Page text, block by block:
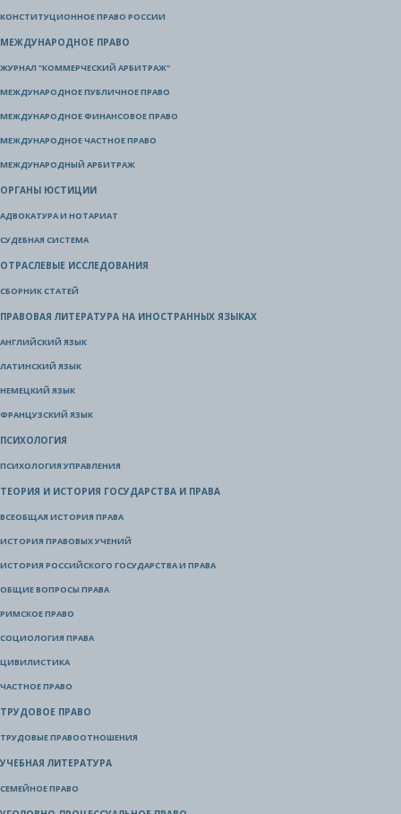
КОНСТИТУЦИОННОЕ ПРАВО РОССИИ
МЕЖДУНАРОДНОЕ ПРАВО
ЖУРНАЛ "КОММЕРЧЕСКИЙ АРБИТРАЖ"
МЕЖДУНАРОДНОЕ ПУБЛИЧНОЕ ПРАВО
МЕЖДУНАРОДНОЕ ФИНАНСОВОЕ ПРАВО
МЕЖДУНАРОДНОЕ ЧАСТНОЕ ПРАВО
МЕЖДУНАРОДНЫЙ АРБИТРАЖ
ОРГАНЫ ЮСТИЦИИ
АДВОКАТУРА И НОТАРИАТ
СУДЕБНАЯ СИСТЕМА
ОТРАСЛЕВЫЕ ИССЛЕДОВАНИЯ
СБОРНИК СТАТЕЙ
ПРАВОВАЯ ЛИТЕРАТУРА НА ИНОСТРАННЫХ ЯЗЫКАХ
АНГЛИЙСКИЙ ЯЗЫК
ЛАТИНСКИЙ ЯЗЫК
НЕМЕЦКИЙ ЯЗЫК
ФРАНЦУЗСКИЙ ЯЗЫК
ПСИХОЛОГИЯ
ПСИХОЛОГИЯ УПРАВЛЕНИЯ
ТЕОРИЯ И ИСТОРИЯ ГОСУДАРСТВА И ПРАВА
ВСЕОБЩАЯ ИСТОРИЯ ПРАВА
ИСТОРИЯ ПРАВОВЫХ УЧЕНИЙ
ИСТОРИЯ РОССИЙСКОГО ГОСУДАРСТВА И ПРАВА
ОБЩИЕ ВОПРОСЫ ПРАВА
РИМСКОЕ ПРАВО
СОЦИОЛОГИЯ ПРАВА
ЦИВИЛИСТИКА
ЧАСТНОЕ ПРАВО
ТРУДОВОЕ ПРАВО
ТРУДОВЫЕ ПРАВООТНОШЕНИЯ
УЧЕБНАЯ ЛИТЕРАТУРА
СЕМЕЙНОЕ ПРАВО